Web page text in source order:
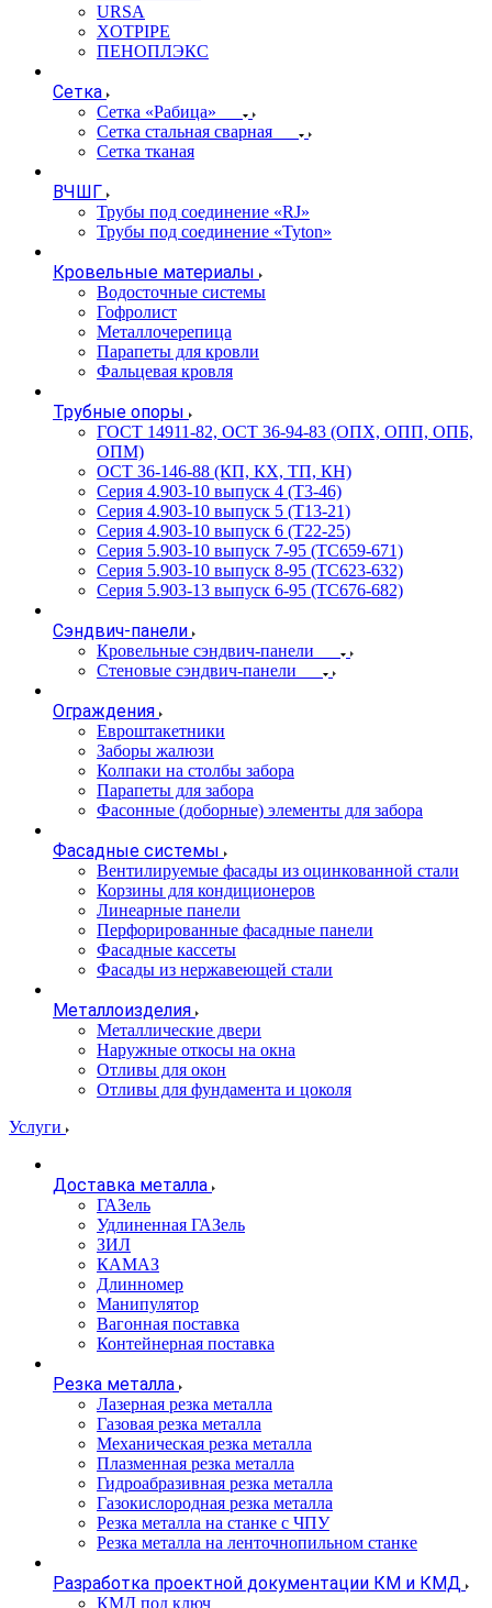
URSA
XOTPIPE
ПЕНОПЛЭКС
Сетка
Сетка «Рабица»
Сетка стальная сварная
Сетка тканая
ВЧШГ
Трубы под соединение «RJ»
Трубы под соединение «Tyton»
Кровельные материалы
Водосточные системы
Гофролист
Металлочерепица
Парапеты для кровли
Фальцевая кровля
Трубные опоры
ГОСТ 14911-82, ОСТ 36-94-83 (ОПХ, ОПП, ОПБ,
ОПМ)
ОСТ 36-146-88 (КП, КХ, ТП, КН)
Серия 4.903-10 выпуск 4 (Т3-46)
Серия 4.903-10 выпуск 5 (Т13-21)
Серия 4.903-10 выпуск 6 (Т22-25)
Серия 5.903-10 выпуск 7-95 (ТС659-671)
Серия 5.903-10 выпуск 8-95 (ТС623-632)
Серия 5.903-13 выпуск 6-95 (ТС676-682)
Сэндвич-панели
Кровельные сэндвич-панели
Стеновые сэндвич-панели
Ограждения
Евроштакетники
Заборы жалюзи
Колпаки на столбы забора
Парапеты для забора
Фасонные (доборные) элементы для забора
Фасадные системы
Вентилируемые фасады из оцинкованной стали
Корзины для кондиционеров
Линеарные панели
Перфорированные фасадные панели
Фасадные кассеты
Фасады из нержавеющей стали
Металлоизделия
Металлические двери
Наружные откосы на окна
Отливы для окон
Отливы для фундамента и цоколя
Услуги
Доставка металла
ГАЗель
Удлиненная ГАЗель
ЗИЛ
КАМАЗ
Длинномер
Манипулятор
Вагонная поставка
Контейнерная поставка
Резка металла
Лазерная резка металла
Газовая резка металла
Механическая резка металла
Плазменная резка металла
Гидроабразивная резка металла
Газокислородная резка металла
Резка металла на станке с ЧПУ
Резка металла на ленточнопильном станке
Разработка проектной документации КМ и КМД
КМД под ключ